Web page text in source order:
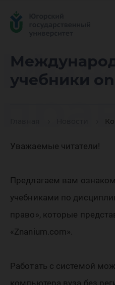
учебники
line
Уважаемые читатели!
Предлагаем вам
учебниками по
право», которые
«Znanium.com».
Работать с системой
компьютера вуза без